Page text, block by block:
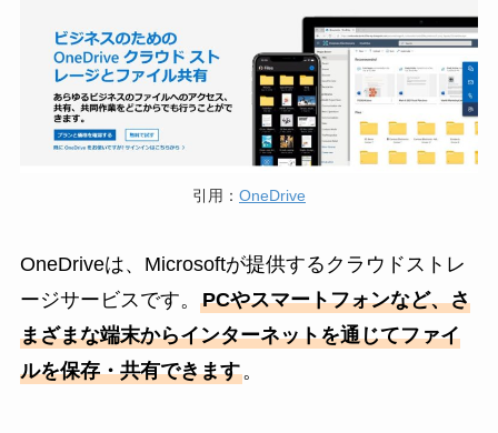
引用： OneDrive
OneDriveは、Microsoftが提供するクラウドストレ
ージサービスです。 PCやスマートフォンなど、さ
まざまな端末からインターネットを通じてファイ
ルを保存・共有できます。